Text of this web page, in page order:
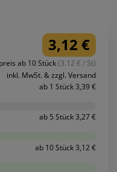
3,12 €
ab 10 Stück(3.12 € / St)
inkl. MwSt. & zzgl. Versand
ab 1 Stück 3,39 €
ab 5 Stück 3,27 €
ab 10 Stück 3,12 €